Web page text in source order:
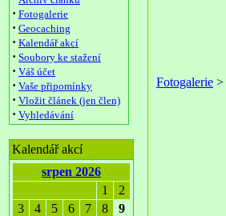
· Fotogalerie
· Geocaching
· Kalendář akcí
· Soubory ke stažení
· Váš účet
· Vaše připomínky
· Vložit článek (jen člen)
· Vyhledávání
Kalendář akcí
srpen 2026
1
2
3
4 5 6 7 8
9
Fotogalerie >